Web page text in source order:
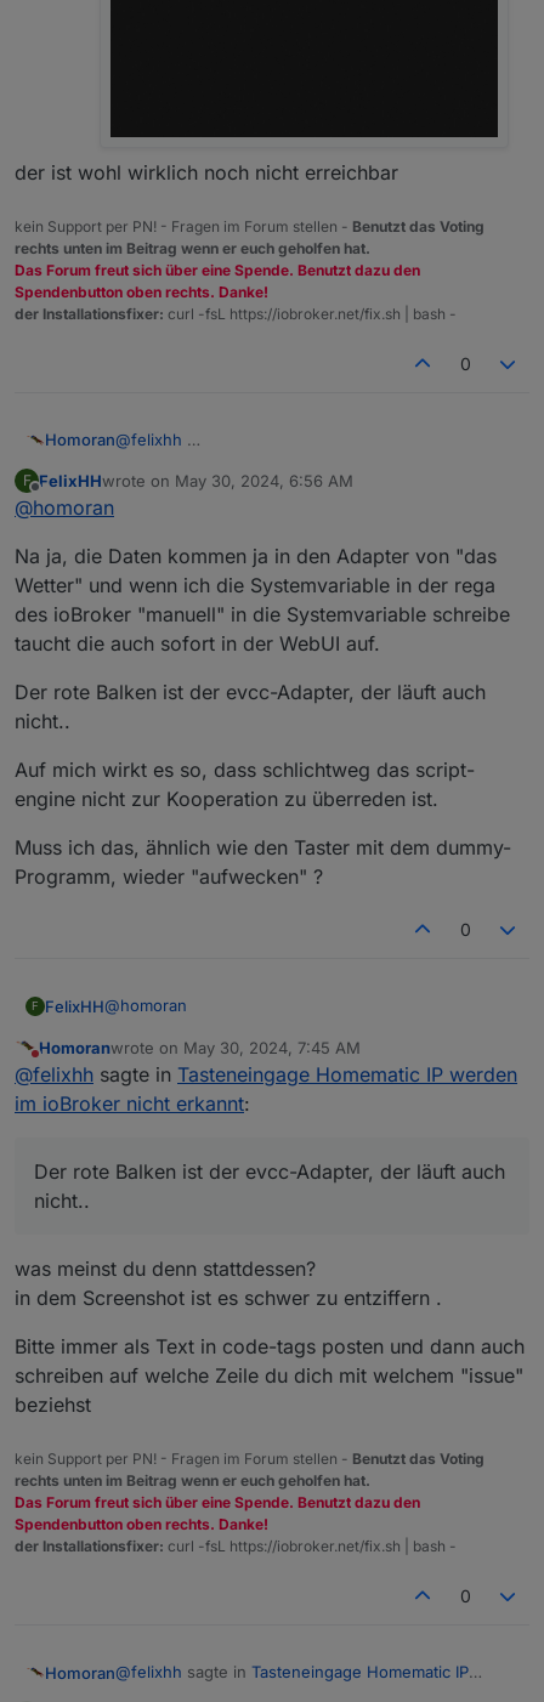
der ist wohl wirklich noch nicht erreichbar
kein Support per PN! - Fragen im Forum stellen - Benutzt das Voting
rechts unten im Beitrag wenn er euch geholfen hat.
Das Forum freut sich über eine Spende. Benutzt dazu den
Spendenbutton oben rechts. Danke!
der Installationsfixer: curl -fsL https://iobroker.net/fix.sh | bash -
0
Homoran@felixhh
der ist wohl wirklich noch nicht erreichbar
F
Offline
FelixHHwrote on May 30, 2024, 6:56 AM
last edited by
@homoran
Na ja, die Daten kommen ja in den Adapter von "das
Wetter" und wenn ich die Systemvariable in der rega
des ioBroker "manuell" in die Systemvariable schreibe
taucht die auch sofort in der WebUI auf.
Der rote Balken ist der evcc-Adapter, der läuft auch
nicht..
Auf mich wirkt es so, dass schlichtweg das script-
engine nicht zur Kooperation zu überreden ist.
Muss ich das, ähnlich wie den Taster mit dem dummy-
Programm, wieder "aufwecken" ?
0
F FelixHH@homoran
Na ja, die Daten kommen ja in den Adapter von "das
Wetter" und wenn ich die Systemvariable in der rega
des ioBroker "manuell" in die Systemvariable schreibe
Der rote Balken ist der evcc-Adapter, der läuft auch
engine nicht zur Kooperation zu überreden ist.
Do not disturb
Homoranwrote on May 30, 2024, 7:45 AM
last edited by
@felixhh sagte in Tasteneingage Homematic IP werden
im ioBroker nicht erkannt:
Der rote Balken ist der evcc-Adapter, der läuft auch
nicht..
was meinst du denn stattdessen?
in dem Screenshot ist es schwer zu entziffern .
Bitte immer als Text in code-tags posten und dann auch
schreiben auf welche Zeile du dich mit welchem "issue"
beziehst
kein Support per PN! - Fragen im Forum stellen - Benutzt das Voting
rechts unten im Beitrag wenn er euch geholfen hat.
Das Forum freut sich über eine Spende. Benutzt dazu den
Spendenbutton oben rechts. Danke!
der Installationsfixer: curl -fsL https://iobroker.net/fix.sh | bash -
0
Homoran@felixhh sagte in Tasteneingage Homematic IP